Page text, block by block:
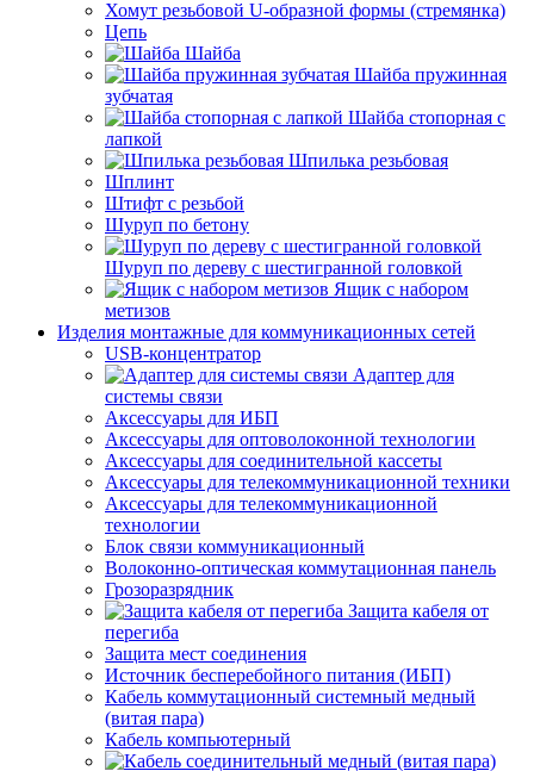
Хомут резьбовой U-образной формы (стремянка)
Цепь
Шайба
Шайба пружинная
зубчатая
Шайба стопорная с
лапкой
Шпилька резьбовая
Шплинт
Штифт с резьбой
Шуруп по бетону
Шуруп по дереву с шестигранной головкой
Ящик с набором
метизов
Изделия монтажные для коммуникационных сетей
USB-концентратор
Адаптер для
системы связи
Аксессуары для ИБП
Аксессуары для оптоволоконной технологии
Аксессуары для соединительной кассеты
Аксессуары для телекоммуникационной техники
Аксессуары для телекоммуникационной
технологии
Блок связи коммуникационный
Волоконно-оптическая коммутационная панель
Грозоразрядник
Защита кабеля от
перегиба
Защита мест соединения
Источник бесперебойного питания (ИБП)
Кабель коммутационный системный медный
(витая пара)
Кабель компьютерный